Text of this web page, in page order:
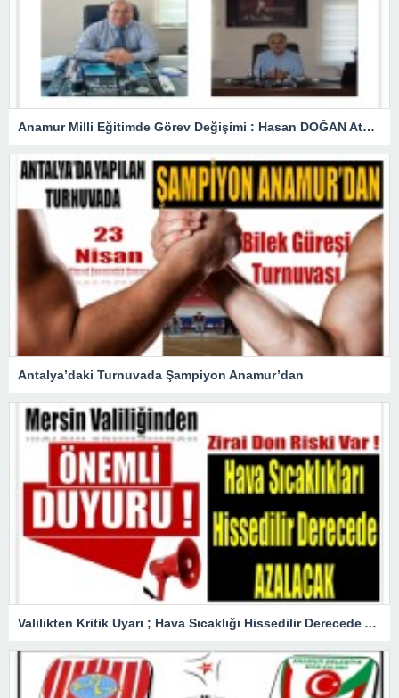
Anamur Milli Eğitimde Görev Değişimi : Hasan DOĞAN Atandı
Antalya’daki Turnuvada Şampiyon Anamur’dan
Valilikten Kritik Uyarı ; Hava Sıcaklığı Hissedilir Derecede Azalacak!